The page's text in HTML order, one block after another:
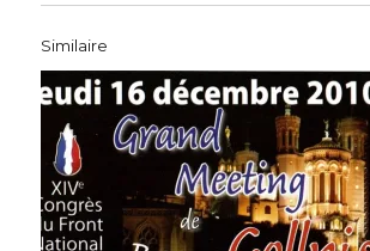
Similaire